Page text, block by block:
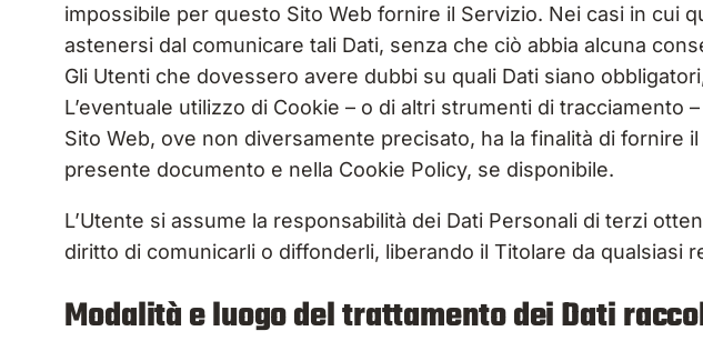
impossibile per questo Sito Web fornire il Servizio. Nei casi in cui
astenersi dal comunicare tali Dati, senza che ciò abbia alcuna
Gli Utenti che dovessero avere dubbi su quali Dati siano
L’eventuale utilizzo di Cookie – o di altri strumenti di
Sito Web, ove non diversamente precisato, ha la finalità di fornire
presente documento e nella Cookie Policy, se disponibile.
L’Utente si assume la responsabilità dei Dati Personali di terzi
diritto di comunicarli o diffonderli, liberando il Titolare da qualsiasi
Modalità e luogo del trattamento dei Dati